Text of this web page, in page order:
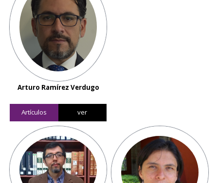
Arturo Ramírez Verdugo
Artículos ver